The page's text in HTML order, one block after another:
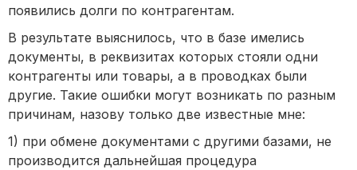
появились долги по контрагентам.
В результате выяснилось, что в базе имелись
документы, в реквизитах которых стояли одни
контрагенты или товары, а в проводках были
другие. Такие ошибки могут возникать по разным
причинам, назову только две известные мне:
1) при обмене документами с другими базами, не
производится дальнейшая процедура